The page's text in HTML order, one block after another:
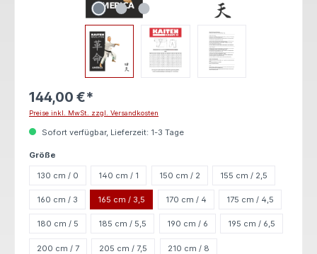
144,00 €*
Preise inkl. MwSt. zzgl. Versandkosten
Sofort verfügbar, Lieferzeit: 1-3 Tage
Größe
130 cm / 0 140 cm / 1 150 cm / 2 155 cm / 2,5
160 cm / 3 165 cm / 3,5 170 cm / 4 175 cm / 4,5
180 cm / 5 185 cm / 5,5 190 cm / 6 195 cm / 6,5
200 cm / 7 205 cm / 7,5 210 cm / 8